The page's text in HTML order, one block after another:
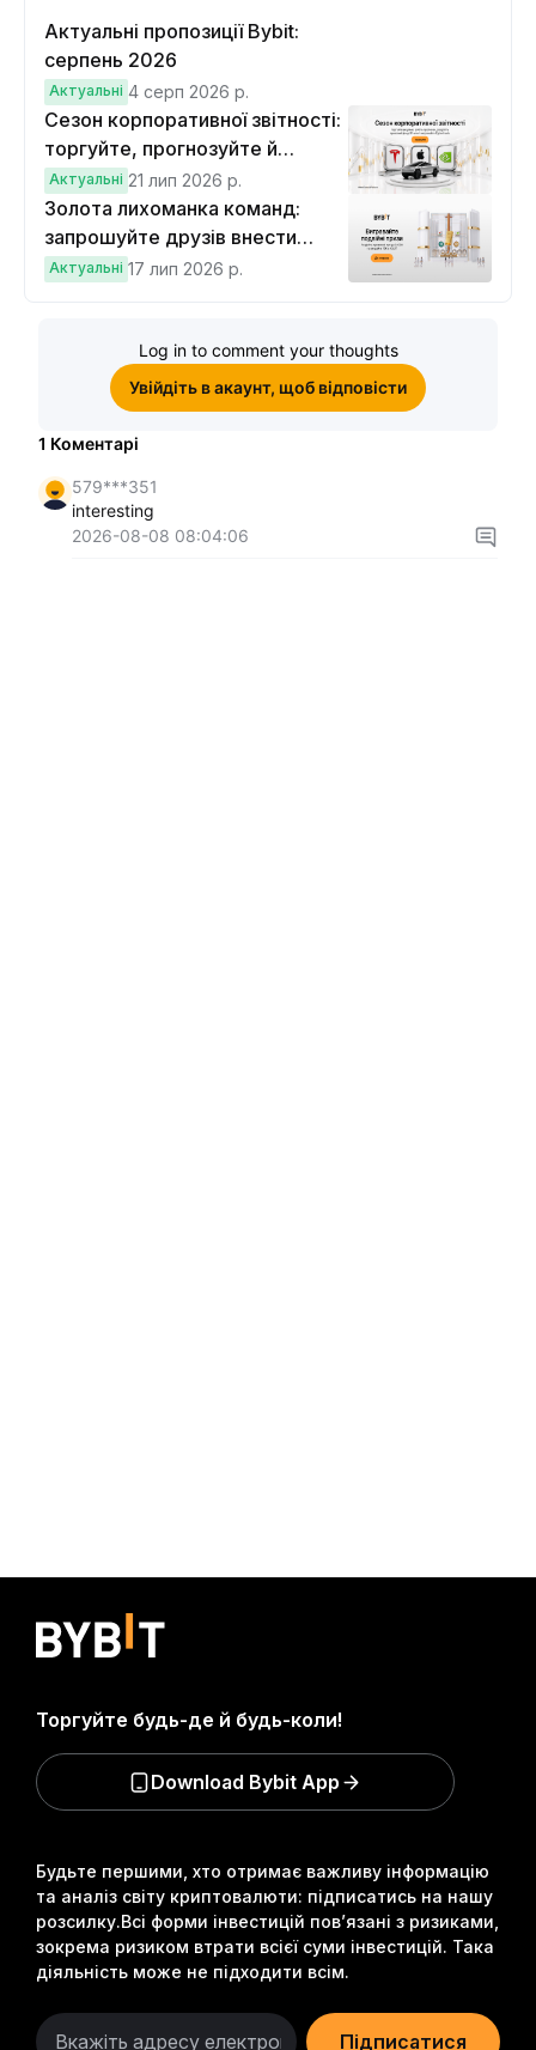
Актуальні пропозиції Bybit:
серпень 2026
Актуальні 4 серп 2026 р.
Сезон корпоративної звітності:
торгуйте, прогнозуйте й
вигравайте Cybertruck
Актуальні 21 лип 2026 р.
Золота лихоманка команд:
запрошуйте друзів внести
депозит на $100 і торгувати на
Актуальні 17 лип 2026 р.
Log in to comment your thoughts
Увійдіть в акаунт, щоб відповісти
1 Коментарі
579***351
interesting
2026-08-08 08:04:06
Будьте першими, хто отримає важливу інформацію
та аналіз світу криптовалюти: підписатись на нашу
розсилку.Всі форми інвестицій пов’язані з ризиками,
зокрема ризиком втрати всієї суми інвестицій. Така
діяльність може не підходити всім.
Підписатися
Торгуйте будь-де й будь-коли!
Download Bybit App